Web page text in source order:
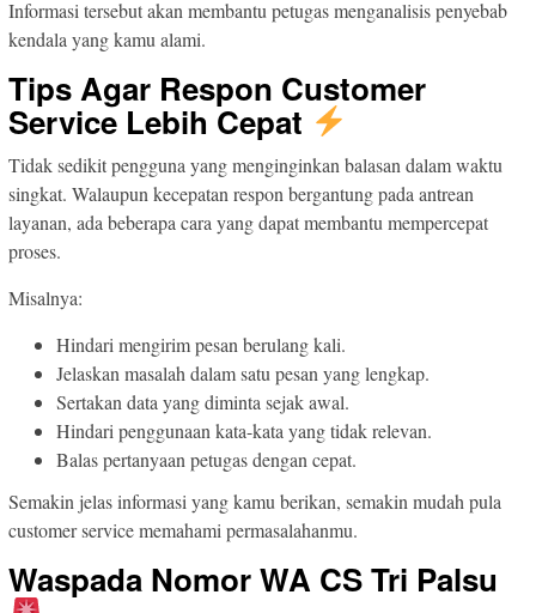
Informasi tersebut akan membantu petugas menganalisis penyebab
kendala yang kamu alami.
Tips Agar Respon Customer
Service Lebih Cepat
Tidak sedikit pengguna yang menginginkan balasan dalam waktu
singkat. Walaupun kecepatan respon bergantung pada antrean
layanan, ada beberapa cara yang dapat membantu mempercepat
proses.
Misalnya:
Hindari mengirim pesan berulang kali.
Jelaskan masalah dalam satu pesan yang lengkap.
Sertakan data yang diminta sejak awal.
Hindari penggunaan kata-kata yang tidak relevan.
Balas pertanyaan petugas dengan cepat.
Semakin jelas informasi yang kamu berikan, semakin mudah pula
customer service memahami permasalahanmu.
Waspada Nomor WA CS Tri Palsu